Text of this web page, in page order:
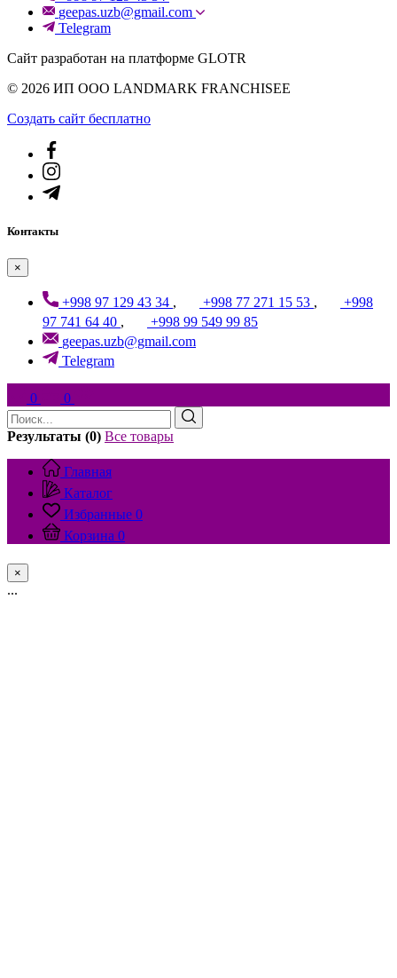
geepas.uzb@gmail.com
Telegram
Сайт разработан на платформе GLOTR
© 2026 ИП ООО LANDMARK FRANCHISEE
Создать cайт бесплатно
Контакты
×
+998 97 129 43 34 , +998 77 271 15 53 ,
+998
97 741 64 40 ,
+998 99 549 99 85
geepas.uzb@gmail.com
Telegram
0 0
Результаты (0) Все товары
Главная
Каталог
Избранные 0
Корзина 0
×
...